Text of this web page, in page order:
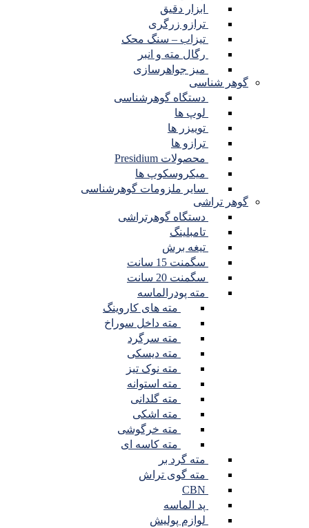
ابزار دقیق
ترازو زرگری
تیزاب – سنگ محک
رگال مته و انبر
میز جواهرسازی
گوهر شناسی
دستگاه گوهرشناسی
لوپ ها
توییزر ها
ترازو ها
محصولات Presidium
میکروسکوپ ها
سایر ملزومات گوهرشناسی
گوهر تراشی
دستگاه گوهرتراشی
تامبلینگ
تیغه برش
سگمنت 15 سانت
سگمنت 20 سانت
مته پودرالماسه
مته های کاروینگ
مته داخل سوراخ
مته سرگرد
مته دیسکی
مته نوک تیز
مته استوانه
مته گلدانی
مته اشکی
مته خرگوشی
مته کاسه ای
مته گرد بر
مته گوی تراش
پد الماسه
لوازم پولیش